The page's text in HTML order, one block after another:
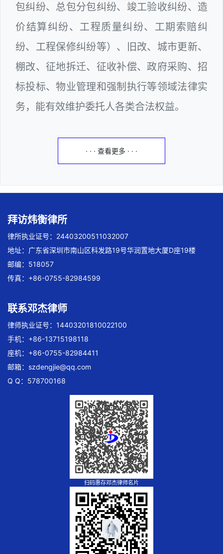
包纠纷、总包分包纠纷、竣工验收纠纷、造
价结算纠纷、工程质量纠纷、工期索赔纠
纷、工程保修纠纷等）、旧改、城市更新、
棚改、征地拆迁、征收补偿、政府采购、招
标投标、物业管理和强制执行等领域法律实
务，能有效维护委托人各类合法权益。
· · · 查看更多 · · ·
拜访炜衡律所
律所执业证号：24403200511032007
地址：广东省深圳市南山区科发路19号华润置地大厦D座19楼
邮编：518057
传真：+86-0755-82984599
联系邓杰律师
律师执业证号：14403201810022100
手机：+86-13715198118
座机：+86-0755-82984411
邮箱： szdengjie@qq.com
Q Q：578700168
扫码惠存邓杰律师名片